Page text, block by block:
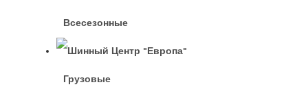
Всесезонные
Грузовые